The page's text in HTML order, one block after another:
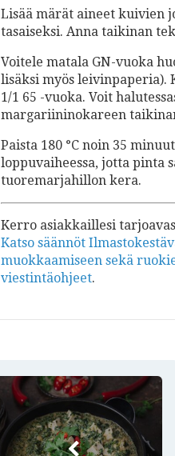
Lisää märät aineet kuivien
tasaiseksi. Anna taikinan
Voitele matala GN-vuoka
lisäksi myös leivinpaperia).
1/1 65 -vuoka. Voit
margariininokareen
Paista 180 °C noin 35
loppuvaiheessa, jotta pinta
tuoremarjahillon kera.
Kerro asiakkaillesi
Katso säännöt
muokkaamiseen sekä
viestintäohjeet.